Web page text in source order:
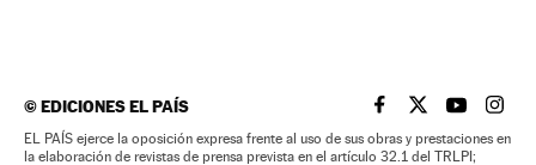
©EDICIONES EL PAÍS EL PAÍS BRASIL EN
EL PAÍSEL PAÍS
EL
EL PAÍS ejerce la oposición expresa frente al uso de sus obras y prestaciones en
la elaboración de revistas de prensa prevista en el artículo 32.1 del TRLPI;